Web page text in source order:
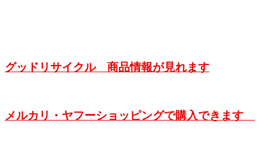
グッドリサイクル 商品情報が見れます
メルカリ・ヤフーショッピングで購入できます